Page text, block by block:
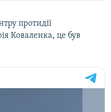
протидії
Коваленка, це був